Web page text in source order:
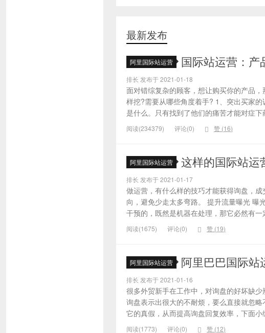
最新发布
阿里国际站运营 国际站运营：产
排长 发布于 2021-01-18
面对错综复杂的顾客，想让购买你的产品
样挖?需要从哪些角度着手? 1、突出买家
是什么。只有找到了他们的痛苦才能对症
阅读(234379) 评论(0) 赞 (16)
阿里国际站运营 这样的国际站运
排长 发布于 2021-01-17
做运营，有什么样的技巧才能获得询盘，
向，避免少走太多弯路。 提升流量曝光 曝
干预的，既然是机器在处理，那它必然有
阅读(1675) 评论(0) 赞 (19)
阿里国际站运营 阿里巴巴国际站
排长 发布于 2021-01-16
很多外贸新手在工作中，对询盘的好坏缺
询盘表示出很大的不耐烦，要么直接就忽
它的真假，从而提高询盘回复效率，下面
阅读(1773) 评论(0) 赞 (12)